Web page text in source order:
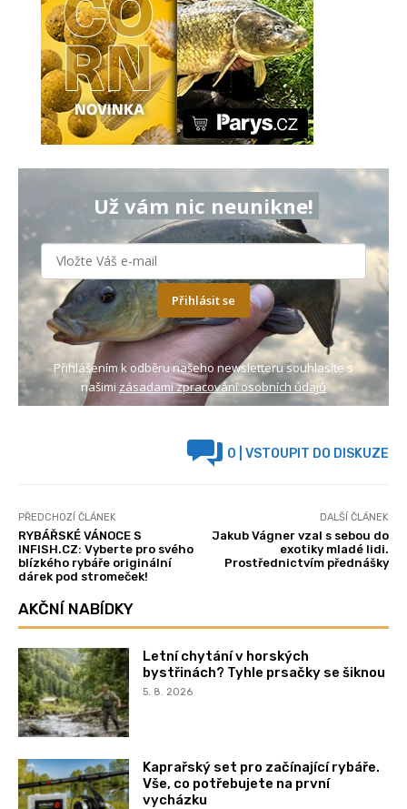
Už vám nic neunikne!
Přihlásit se
Přihlášením k odběru našeho newsletteru souhlasíte s
našimi zásadami zpracování osobních údajů
0 | VSTOUPIT DO DISKUZE
PŘEDCHOZÍ ČLÁNEK
RYBÁŘSKÉ VÁNOCE S
INFISH.CZ: Vyberte pro svého
blízkého rybáře originální
dárek pod stromeček!
DALŠÍ ČLÁNEK
Jakub Vágner vzal s sebou do
exotiky mladé lidi.
Prostřednictvím přednášky
AKČNÍ NABÍDKY
Letní chytání v horských
bystřinách? Tyhle prsačky se šiknou
5. 8. 2026
Kaprařský set pro začínající rybáře.
Vše, co potřebujete na první
vycházku